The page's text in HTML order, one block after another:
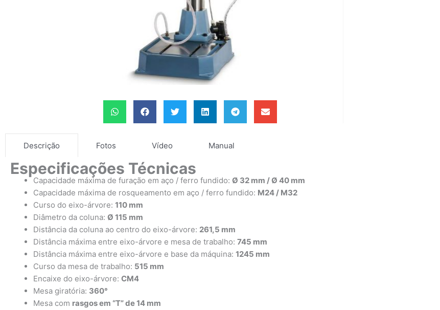
Descrição Fotos Vídeo Manual
Especificações Técnicas
Capacidade máxima de furação em aço / ferro fundido: Ø 32 mm / Ø 40 mm
Capacidade máxima de rosqueamento em aço / ferro fundido: M24 / M32
Curso do eixo-árvore: 110 mm
Diâmetro da coluna: Ø 115 mm
Distância da coluna ao centro do eixo-árvore: 261,5 mm
Distância máxima entre eixo-árvore e mesa de trabalho: 745 mm
Distância máxima entre eixo-árvore e base da máquina: 1245 mm
Curso da mesa de trabalho: 515 mm
Encaixe do eixo-árvore: CM4
Mesa giratória: 360°
Mesa com rasgos em “T” de 14 mm